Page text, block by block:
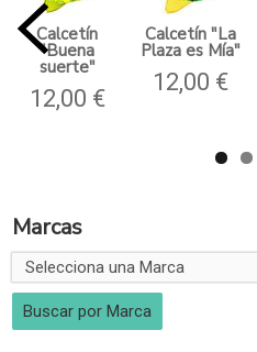
Marcas
Calcetín
"Buena
suerte"
12,00 €
Calcetín "La
Plaza es Mía"
12,00 €